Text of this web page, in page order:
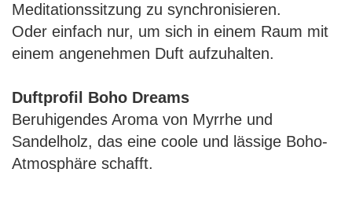
Meditationssitzung zu synchronisieren.
Oder einfach nur, um sich in einem Raum mit
einem angenehmen Duft aufzuhalten.
Duftprofil Boho Dreams
Beruhigendes Aroma von Myrrhe und
Sandelholz, das eine coole und lässige Boho-
Atmosphäre schafft.